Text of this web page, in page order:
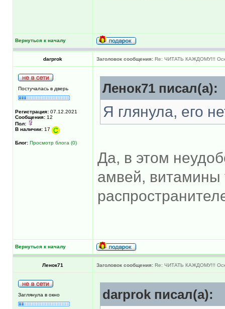
Вернуться к началу
darprok Заголовок сообщения: Re: ЧИТАТЬ КАЖДОМУ!!!
Постучалась в дверь
Регистрация: 07.12.2021
Сообщения: 12
Пол:
В наличии: 17
Блог: Просмотр блога (0)
Ленок71 писал(а):
Я глянула, его
Да, в этом
амвей, витамины
Вернуться к началу
Ленок71 Заголовок сообщения: Re: ЧИТАТЬ КАЖДОМУ!!!
Заглянула в окно darprok писал(а):